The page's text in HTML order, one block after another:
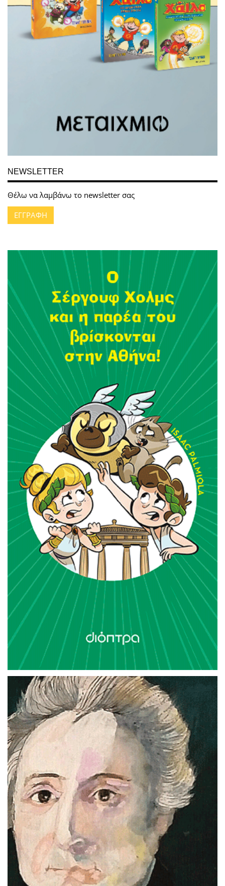
NEWSLETTER
Θέλω να λαμβάνω το newsletter σας
ΕΓΓΡΑΦΗ